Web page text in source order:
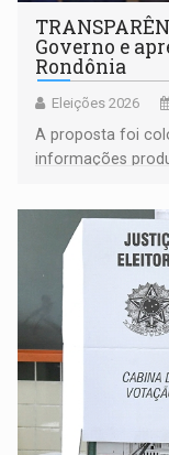
Governo e
Rondônia
Eleições 2026
A proposta foi
informações